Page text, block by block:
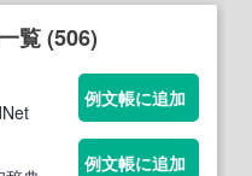
覧 (506)
例文帳に追加
例文帳に追加